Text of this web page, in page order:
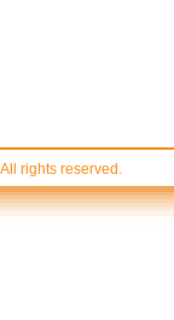
All rights reserved.